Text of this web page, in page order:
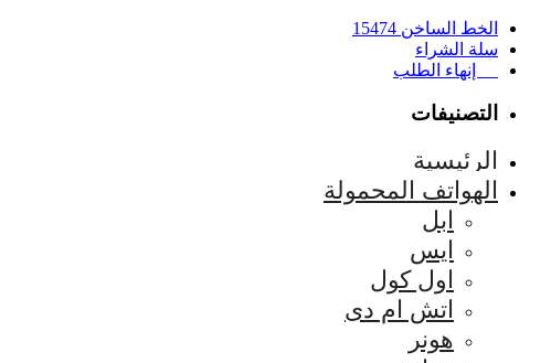
الخط الساخن 15474
سلة الشراء
إنهاء الطلب
التصنيفات
الرئيسية
الهواتف المحمولة
ابل
ايس
اول كول
اتش ام دى
هونر